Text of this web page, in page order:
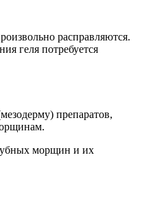
расправляются.
геля потребуется
препаратов,
морщин и их